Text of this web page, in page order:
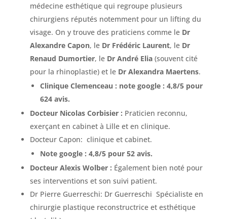
médecine esthétique qui regroupe plusieurs
chirurgiens réputés notemment pour un lifting du
visage. On y trouve des praticiens comme le Dr
Alexandre Capon, le Dr Frédéric Laurent, le Dr
Renaud Dumortier, le Dr André Elia(souvent cité
pour la rhinoplastie) et le Dr Alexandra Maertens.
Clinique Clemenceau : note google : 4,8/5 pour
624 avis.
Docteur Nicolas Corbisier : Praticien reconnu,
exerçant en cabinet à Lille et en clinique.
Docteur Capon: clinique et cabinet.
Note google : 4,8/5 pour 52 avis.
Docteur Alexis Wolber : Également bien noté pour
ses interventions et son suivi patient.
Dr Pierre Guerreschi: Dr Guerreschi Spécialiste en
chirurgie plastique reconstructrice et esthétique